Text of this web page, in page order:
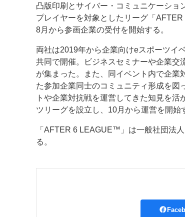
2022 見える化・MIS特集 特集・デジタル
特集・デジタル印刷 ～ 新成長軌道を描く
案内
発刊案内 JFPI印刷用語集 印刷
運営
会社案内 購読・購入申し込み サ
凸版印刷とサイバー・コミュニケーショ
プレイヤーを対象としたリーグ「
8月から参画企業の受付を開始する。
両社は2019年から企業向けeスポーツ
共同で開催。ビジネスセミナーや企業交
が集まった。また、同イベント内で企業
た参加企業同士のコミュニティ形成を図
トや企業対抗戦を運営してきた知見を
ツリーグを設立し、10月から運営を開始
「AFTER 6 LEAGUE™」は一般社団法
る。